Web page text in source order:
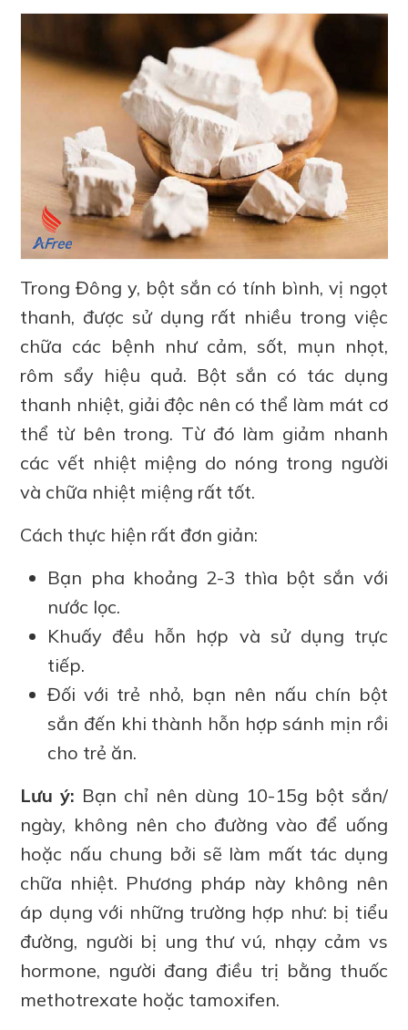
Trong Đông y, bột sắn có tính bình, vị ngọt
thanh, được sử dụng rất nhiều trong việc
chữa các bệnh như cảm, sốt, mụn nhọt,
rôm sẩy hiệu quả. Bột sắn có tác dụng
thanh nhiệt, giải độc nên có thể làm mát cơ
thể từ bên trong. Từ đó làm giảm nhanh
các vết nhiệt miệng do nóng trong người
và chữa nhiệt miệng rất tốt.
Cách thực hiện rất đơn giản:
Bạn pha khoảng 2-3 thìa bột sắn với
nước lọc.
Khuấy đều hỗn hợp và sử dụng trực
tiếp.
Đối với trẻ nhỏ, bạn nên nấu chín bột
sắn đến khi thành hỗn hợp sánh mịn rồi
cho trẻ ăn.
Lưu ý: Bạn chỉ nên dùng 10-15g bột sắn/
ngày, không nên cho đường vào để uống
hoặc nấu chung bởi sẽ làm mất tác dụng
chữa nhiệt. Phương pháp này không nên
áp dụng với những trường hợp như: bị tiểu
đường, người bị ung thư vú, nhạy cảm vs
hormone, người đang điều trị bằng thuốc
methotrexate hoặc tamoxifen.